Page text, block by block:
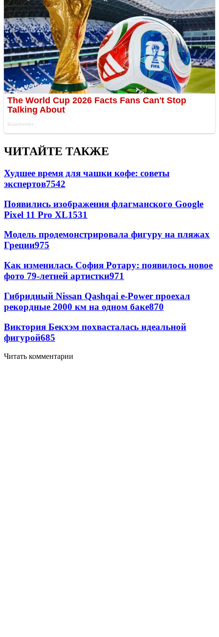
ЧИТАЙТЕ ТАКЖЕ
Худшее время для чашки кофе: советы
экспертов7542
Появились изображения флагманского Google
Pixel 11 Pro XL1531
Модель продемонстрировала фигуру на пляжах
Греции975
Как изменилась София Ротару: появилось новое
фото 79-летней артистки971
Гибридный Nissan Qashqai e-Power проехал
рекордные 2000 км на одном баке870
Виктория Бекхэм похвасталась идеальной
фигурой685
Читать комментарии